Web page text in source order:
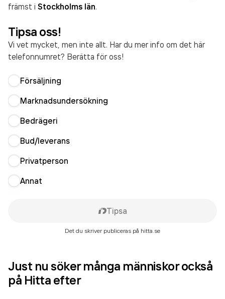
främst i Stockholms län.
Tipsa oss!
Vi vet mycket, men inte allt. Har du mer info om det här
telefonnumret? Berätta för oss!
Försäljning
Marknadsundersökning
Bedrägeri
Bud/leverans
Privatperson
Annat
Tipsa
Det du skriver publiceras på hitta.se
Just nu söker många människor också
på Hitta efter